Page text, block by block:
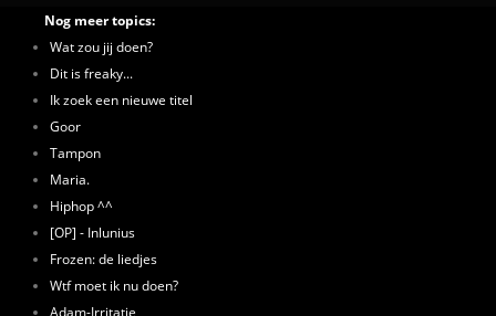
Nog meer topics:
Wat zou jij doen?
Dit is freaky...
Ik zoek een nieuwe titel
Goor
Tampon
Maria.
Hiphop ^^
[OP] - Inlunius
Frozen: de liedjes
Wtf moet ik nu doen?
Adam-Irritatie